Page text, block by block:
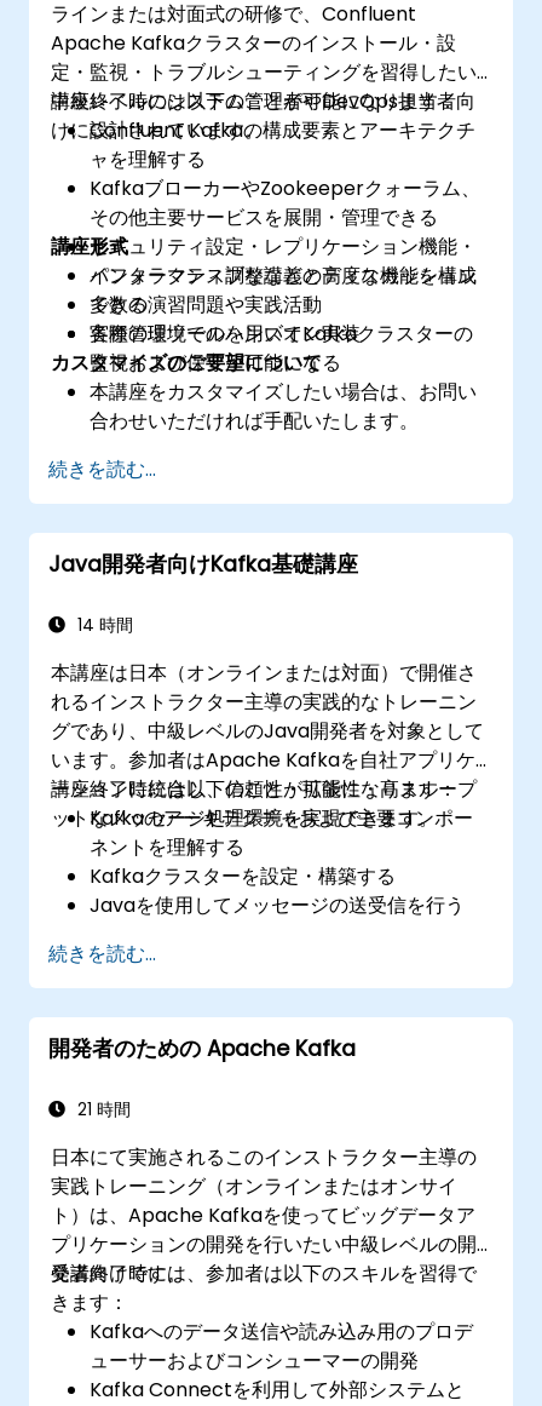
ラインまたは対面式の研修で、Confluent
Apache Kafkaクラスターのインストール・設
定・監視・トラブルシューティングを習得したい
中級レベルのシステム管理者やDevOps担当者向
けに設計されています。
講座終了時には以下のことが可能になります：
Confluent Kafkaの構成要素とアーキテクチ
ャを理解する
KafkaブローカーやZookeeperクォーラム、
その他主要サービスを展開・管理できる
セキュリティ設定・レプリケーション機能・
パフォーマンス調整などの高度な機能を構成
できる
各種管理ツールを用いてKafkaクラスターの
監視および保守が可能になる
講座形式
インタラクティブな講義とディスカッション
多数の演習問題や実践活動
実際の環境でのハンズオン実装
カスタマイズのご要望について
本講座をカスタマイズしたい場合は、お問い
合わせいただければ手配いたします。
続きを読む...
Java開発者向けKafka基礎講座
14 時間
本講座は日本（オンラインまたは対面）で開催さ
れるインストラクター主導の実践的なトレーニン
グであり、中級レベルのJava開発者を対象として
います。参加者はApache Kafkaを自社アプリケ
ーションに統合し、信頼性・拡張性・高スループ
ットなメッセージ処理環境を実現できます。
講座終了時には以下のことが可能になります：
Kafkaのアーキテクチャおよび主要コンポー
ネントを理解する
Kafkaクラスターを設定・構築する
Javaを使用してメッセージの送受信を行う
を実装する
Kafkaアプリケーションにおける耐障害性と
スケーラビリティを確保する
続きを読む...
開発者のための Apache Kafka
21 時間
日本にて実施されるこのインストラクター主導の
実践トレーニング（オンラインまたはオンサイ
ト）は、Apache Kafkaを使ってビッグデータア
プリケーションの開発を行いたい中級レベルの開
発者向けです。
受講終了時には、参加者は以下のスキルを習得で
きます：
Kafkaへのデータ送信や読み込み用のプロデ
ューサーおよびコンシューマーの開発
Kafka Connectを利用して外部システムと